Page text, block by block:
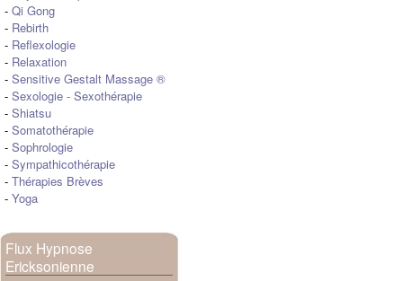
- Qi Gong
- Rebirth
- Reflexologie
- Relaxation
- Sensitive Gestalt Massage ®
- Sexologie - Sexothérapie
- Shiatsu
- Somatothérapie
- Sophrologie
- Sympathicothérapie
- Thérapies Brèves
- Yoga
Flux Hypnose
Ericksonienne